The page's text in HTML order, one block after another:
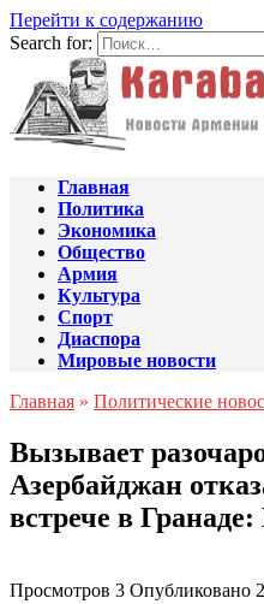
Перейти к содержанию
Search for:
Главная
Политика
Экономика
Общество
Армия
Культура
Спорт
Диаспора
Мировые новости
Главная » Политические
Вызывает
Азербайджан
встрече в
Просмотров 3 Опубликовано